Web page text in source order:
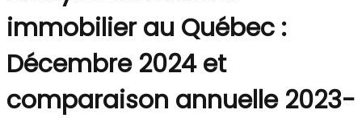
immobilier au Québec :
Décembre 2024 et
comparaison annuelle 2023-